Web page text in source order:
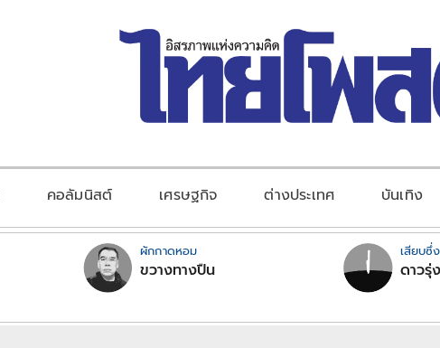
คอลัมนิสต์ เศรษฐกิจ ต่างประเทศ บันเทิง
ผักกาดหอม
ขวางทางปืน
เสียบซึ่
ดาวรุ่